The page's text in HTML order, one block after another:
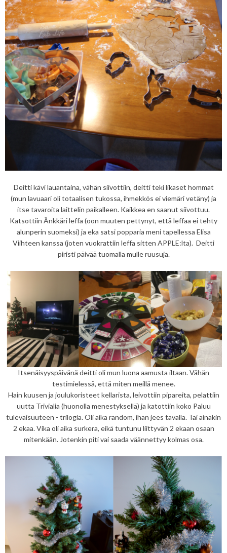
Deitti kävi lauantaina, vähän siivottiin, deitti teki likaset hommat
(mun lavuaari oli totaalisen tukossa, ihmekkös ei viemäri vetäny) ja
itse tavaroita laittelin paikalleen. Kaikkea en saanut siivottuu.
Katsottiin Änkkäri leffa (oon muuten pettynyt, että leffaa ei tehty
alunperin suomeksi) ja eka satsi popparia meni tapellessa Elisa
Viihteen kanssa (joten vuokrattiin leffa sitten APPLE:lta). Deitti
piristi päivää tuomalla mulle ruusuja.
Itsenäisyyspäivänä deitti oli mun luona aamusta iltaan. Vähän
testimielessä, että miten meillä menee.
Hain kuusen ja joulukoristeet kellarista, leivottiin pipareita, pelattiin
uutta Trivialia (huonolla menestyksellä) ja katottiin koko Paluu
tulevaisuuteen - trilogia. Oli aika random, ihan jees tavalla. Tai ainakin
2 ekaa. Vika oli aika surkera, eikä tuntunu liittyvän 2 ekaan osaan
mitenkään. Jotenkin piti vai saada väännettyy kolmas osa.